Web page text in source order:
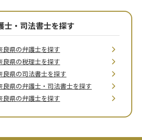
士・司法書士を探す
良県の弁護士を探す
良県の税理士を探す
良県の司法書士を探す
良県の弁護士・司法書士を探す
良県の弁護士を探す